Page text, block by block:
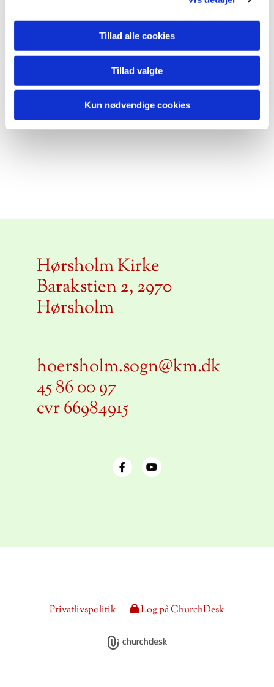
Tillad alle cookies
Tillad valgte
Kun nødvendige cookies
Hørsholm Kirke
Barakstien 2, 2970
Hørsholm
hoersholm.sogn@km.dk
45 86 00 97
cvr 66984915
Privatlivspolitik Log på ChurchDesk